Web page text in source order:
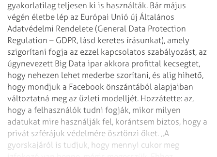
gyakorlatilag teljesen ki is használták. Bár május
végén életbe lép az Európai Unió új Általános
Adatvédelmi Rendelete (General Data Protection
Regula­tion – GDPR, lásd keretes írásunkat), amely
szigorítani fogja az ezzel kapcsolatos szabályozást, az
úgynevezett Big Data ipar akkora profittal kecsegtet,
hogy nehezen lehet mederbe szorítani, és alig hihető,
hogy mondjuk a Face­book önszántából alapjaiban
változtatná meg az üzleti modelljét. Hozzátette: az,
hogy a felhasználók tudni fogják, mikor milyen
adatukat mire használják fel, korántsem biztos, hogy a
privát szférájuk védelmére ösztönzi őket. „A
gyorskajáról is tudjuk, hogy mennyi cukor meg